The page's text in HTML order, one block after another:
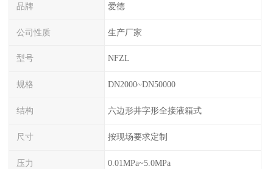
品牌 爱德
公司性质 生产厂家
型号 NFZL
规格 DN2000~DN50000
结构 六边形井字形全接液箱式
尺寸 按现场要求定制
压力 0.01MPa~5.0MPa